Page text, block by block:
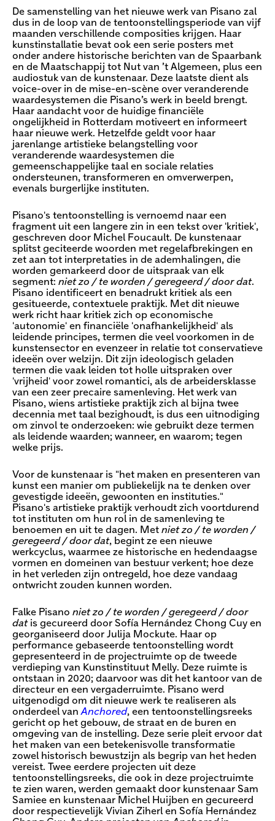
De samenstelling van het nieuwe werk van Pisano zal
dus in de loop van de tentoonstellingsperiode van vijf
maanden verschillende composities krijgen. Haar
kunstinstallatie bevat ook een serie posters met
onder andere historische berichten van de Spaarbank
en de Maatschappij tot Nut van ’t Algemeen, plus een
audiostuk van de kunstenaar. Deze laatste dient als
voice-over in de mise-en-scène over veranderende
waardesystemen die Pisano’s werk in beeld brengt.
Haar aandacht voor de huidige financiële
ongelijkheid in Rotterdam motiveert en informeert
haar nieuwe werk. Hetzelfde geldt voor haar
jarenlange artistieke belangstelling voor
veranderende waardesystemen die
gemeenschappelijke taal en sociale relaties
ondersteunen, transformeren en omverwerpen,
evenals burgerlijke instituten.
Pisano's tentoonstelling is vernoemd naar een
fragment uit een langere zin in een tekst over 'kritiek',
geschreven door Michel Foucault. De kunstenaar
splitst geciteerde woorden met regelafbrekingen en
zet aan tot interpretaties in de ademhalingen, die
worden gemarkeerd door de uitspraak van elk
segment: niet zo / te worden / geregeerd / door dat​.
Pisano identificeert en benadrukt kritiek als een
gesitueerde, contextuele praktijk. Met dit nieuwe
werk richt haar kritiek zich op economische
'autonomie' en financiële 'onafhankelijkheid' als
leidende principes, termen die veel voorkomen in de
kunstensector en evenzeer in relatie tot conservatieve
ideeën over welzijn. Dit zijn ideologisch geladen
termen die vaak leiden tot holle uitspraken over
'vrijheid' voor zowel romantici, als de arbeidersklasse
van een zeer precaire samenleving. Het werk van
Pisano, wiens artistieke praktijk zich al bijna twee
decennia met taal bezighoudt, is dus een uitnodiging
om zinvol te onderzoeken: wie gebruikt deze termen
als leidende waarden; wanneer, en waarom; tegen
welke prijs.
Voor de kunstenaar is "het maken en presenteren van
kunst een manier om publiekelijk na te denken over
gevestigde ideeën, gewoonten en instituties."
Pisano's artistieke praktijk verhoudt zich voortdurend
tot instituten om hun rol in de samenleving te
benoemen en uit te dagen. Met niet zo / te worden /
geregeerd / door dat​, begint ze een nieuwe
werkcyclus, waarmee ze historische en hedendaagse
vormen en domeinen van bestuur verkent; hoe deze
in het verleden zijn ontregeld, hoe deze vandaag
ontwricht zouden kunnen worden.
Falke Pisano niet zo / te worden / geregeerd / door
dat​is gecureerd door Sofía Hernández Chong Cuy en
georganiseerd door Julija Mockute. Haar op
performance gebaseerde tentoonstelling wordt
gepresenteerd in de projectruimte op de tweede
verdieping van Kunstinstituut Melly. Deze ruimte is
ontstaan in 2020; daarvoor was dit het kantoor van de
directeur en een vergaderruimte. Pisano werd
uitgenodigd om dit nieuwe werk te realiseren als
onderdeel vanAnchored, een tentoonstellingsreeks
gericht op het gebouw, de straat en de buren en
omgeving van de instelling. Deze serie pleit ervoor dat
het maken van een betekenisvolle transformatie
zowel historisch bewustzijn als begrip van het heden
vereist. Twee eerdere projecten uit deze
tentoonstellingsreeks, die ook in deze projectruimte
te zien waren, werden gemaakt door kunstenaar Sam
Samiee en kunstenaar Michel Huijben en gecureerd
door respectievelijk Vivian Ziherl en Sofía Hernández